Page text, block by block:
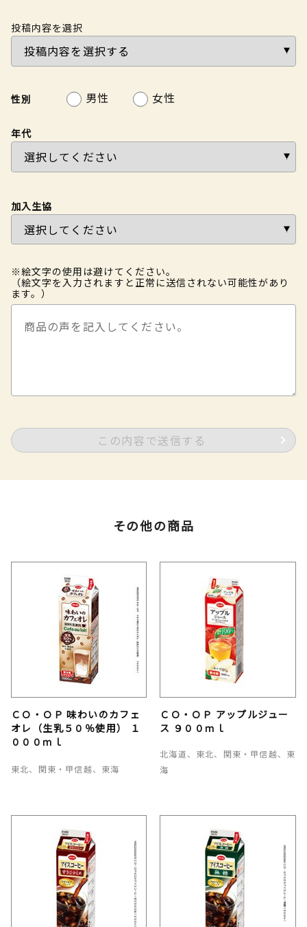
投稿内容を選択
性別 男性 女性
年代
加入生協
※絵文字の使用は避けてください。
（絵文字を入力されますと正常に送信されない可能性があり
ます。）
この内容で送信する
その他の商品
ＣＯ・ＯＰ 味わいのカフェ
オレ（生乳５０％使用） １
０００ｍｌ
東北、関東・甲信越、東海
ＣＯ・ＯＰ アップルジュー
ス ９００ｍｌ
北海道、東北、関東・甲信越、東
海